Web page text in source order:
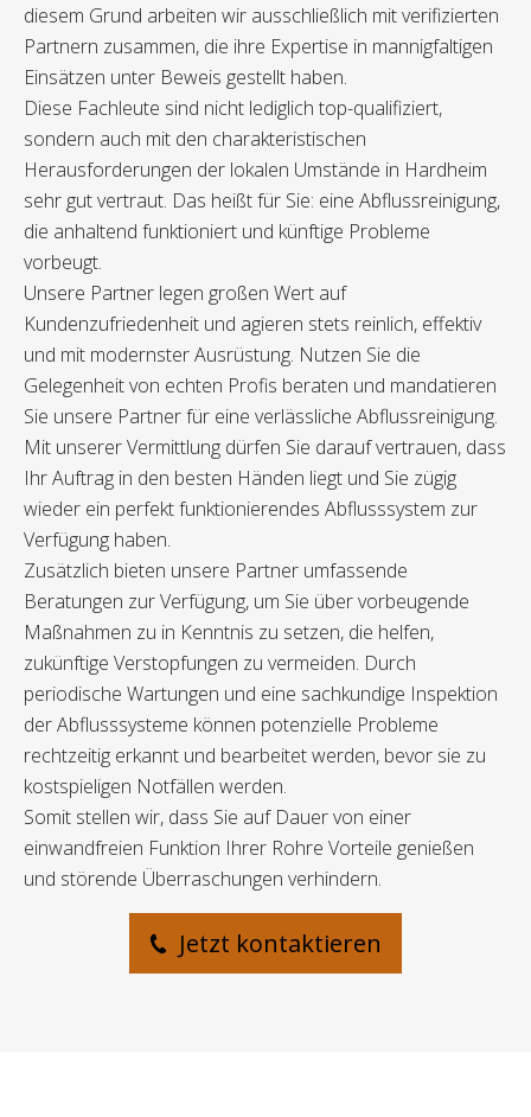
diesem Grund arbeiten wir ausschließlich mit verifizierten
Partnern zusammen, die ihre Expertise in mannigfaltigen
Einsätzen unter Beweis gestellt haben.
Diese Fachleute sind nicht lediglich top-qualifiziert,
sondern auch mit den charakteristischen
Herausforderungen der lokalen Umstände in Hardheim
sehr gut vertraut. Das heißt für Sie: eine Abflussreinigung,
die anhaltend funktioniert und künftige Probleme
vorbeugt.
Unsere Partner legen großen Wert auf
Kundenzufriedenheit und agieren stets reinlich, effektiv
und mit modernster Ausrüstung. Nutzen Sie die
Gelegenheit von echten Profis beraten und mandatieren
Sie unsere Partner für eine verlässliche Abflussreinigung.
Mit unserer Vermittlung dürfen Sie darauf vertrauen, dass
Ihr Auftrag in den besten Händen liegt und Sie zügig
wieder ein perfekt funktionierendes Abflusssystem zur
Verfügung haben.
Zusätzlich bieten unsere Partner umfassende
Beratungen zur Verfügung, um Sie über vorbeugende
Maßnahmen zu in Kenntnis zu setzen, die helfen,
zukünftige Verstopfungen zu vermeiden. Durch
periodische Wartungen und eine sachkundige Inspektion
der Abflusssysteme können potenzielle Probleme
rechtzeitig erkannt und bearbeitet werden, bevor sie zu
kostspieligen Notfällen werden.
Somit stellen wir, dass Sie auf Dauer von einer
einwandfreien Funktion Ihrer Rohre Vorteile genießen
und störende Überraschungen verhindern.
Jetzt kontaktieren